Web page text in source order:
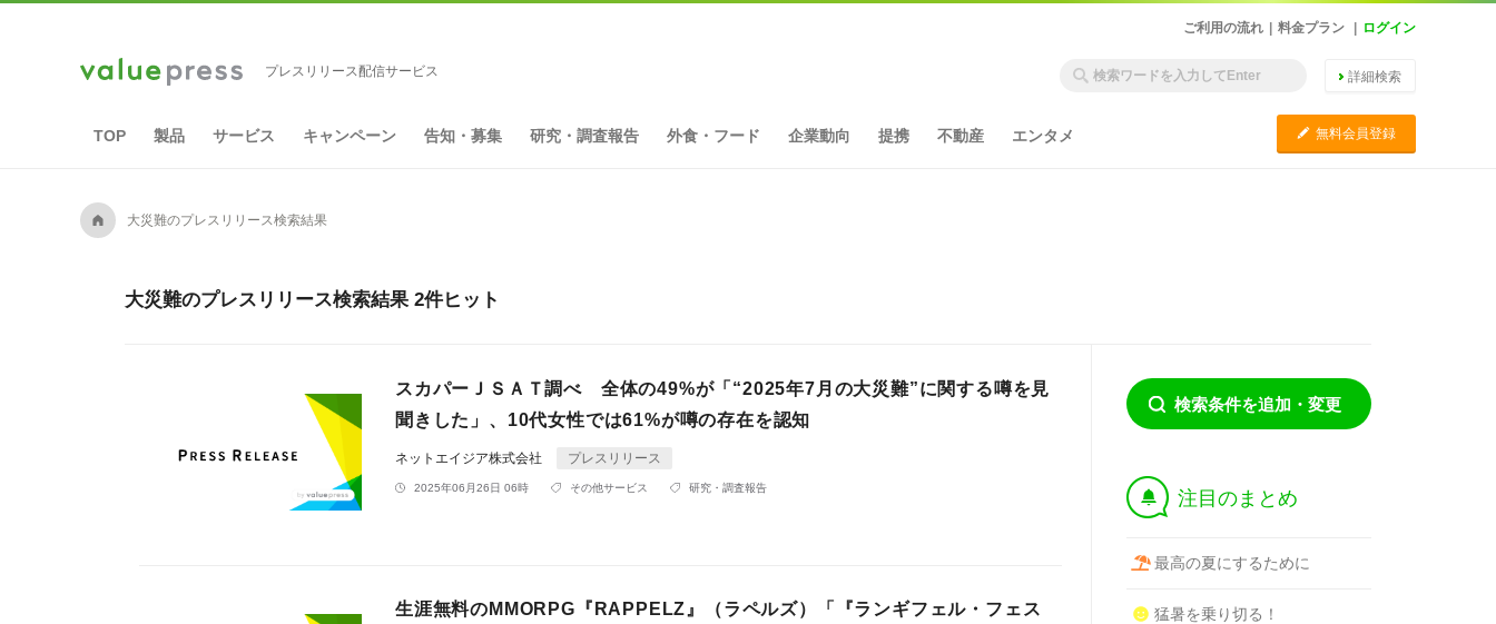
ご利用の流れ 料金プラン ログイン
プレスリリース配信サービス 詳細検索
TOP 製品 サービス キャンペーン 告知・募集 研究・調査報告 外食・フード 企業動向 提携 不動産 エンタメ C 無料会員登録
A 大災難のプレスリリース検索結果
大災難のプレスリリース検索結果 2件ヒット
スカパーＪＳＡＴ調べ 全体の49%が「“2025年7月の大災難”に関する噂を見
聞きした」、10代女性では61%が噂の存在を認知
ネットエイジア株式会社 プレスリリース
2025年06月26日 06時 その他サービス 研究・調査報告
生涯無料のMMORPG『RAPPELZ』（ラペルズ）「『ランギフェル・フェス
検索条件を追加・変更
† 注目のまとめ
最高の夏にするために
猛暑を乗り切る！